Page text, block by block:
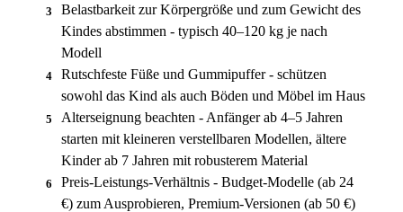
3
Belastbarkeit zur Körpergröße und zum Gewicht des
Kindes abstimmen - typisch 40–120 kg je nach
Modell
4
Rutschfeste Füße und Gummipuffer - schützen
sowohl das Kind als auch Böden und Möbel im Haus
5
Alterseignung beachten - Anfänger ab 4–5 Jahren
starten mit kleineren verstellbaren Modellen, ältere
Kinder ab 7 Jahren mit robusterem Material
6
Preis-Leistungs-Verhältnis - Budget-Modelle (ab 24
€) zum Ausprobieren, Premium-Versionen (ab 50 €)